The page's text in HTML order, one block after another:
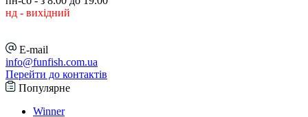
нд - вихідний
E-mail
info@funfish.com.ua
Перейти до контактів
Популярне
Winner